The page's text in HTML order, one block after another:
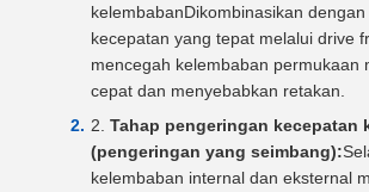
kelembabanDikombinasikan
kecepatan yang tepat melalui drive
mencegah kelembaban permukaan
cepat dan menyebabkan retakan.
Tahap pengeringan kecepatan
(pengeringan yang seimbang):
kelembaban internal dan eksternal